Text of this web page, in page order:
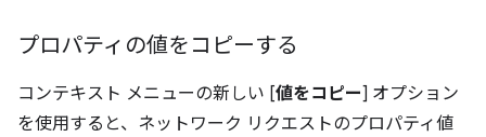
プロパティの値をコピーする
コンテキスト メニューの新しい [値をコピー] オプション
を使用すると、ネットワーク リクエストのプロパティ値